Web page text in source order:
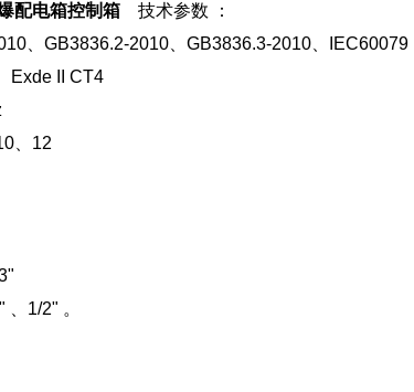
配电箱控制箱技术参数 ：
、GB3836.2-2010、GB3836.3-2010、IEC60079
II CT4
、12
1/2" 。